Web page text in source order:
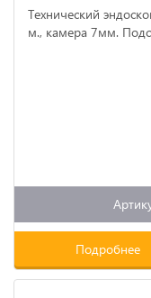
Технический
м., камера 7мм.
Подробнее